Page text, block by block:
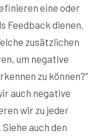
eine oder
Feedback dienen.
zusätzlichen
um negative
zu können?”
auch negative
wir zu jeder
auch den